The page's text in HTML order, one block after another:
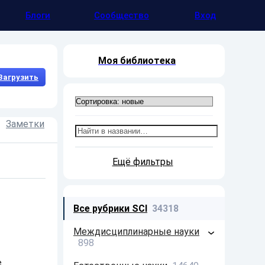
Блоги Сообщество Вход
Заметки Презентации
Доклады
Моя библиотека
Ещё фильтры
Все рубрики SCI 34318
Междисциплинарные науки
898